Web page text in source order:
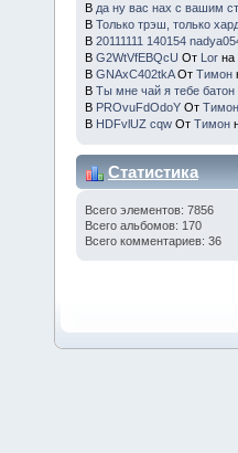
В да ну вас нах с вашим
В Только трэш, только
В 20111111 140154
В G2WtVfEBQcU От Lor на
В GNAxC402tkAОт Тимон
В Ты мне чай я тебе батон
В PROvuFdOdoY От Тимон
В HDFvlUZ cqw От Тимон
Статистика
Всего элементов: 7856
Всего альбомов: 170
Всего комментариев: 36